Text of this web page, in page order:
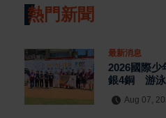
熱門新聞
最新消息
2026國際少
銀4銅 游泳
Aug 07,